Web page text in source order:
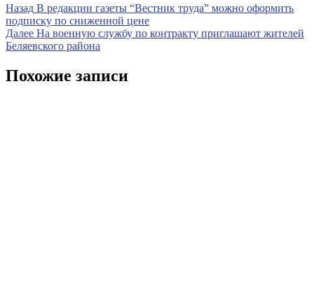
Навигация
по
записям
Назад Предыдущая
запись
В редакции газеты “Вестник труда” можно оформить
подписку по сниженной цене
Далее Следующая
запись
На военную службу по контракту приглашают жителей
Беляевского района
Похожие записи